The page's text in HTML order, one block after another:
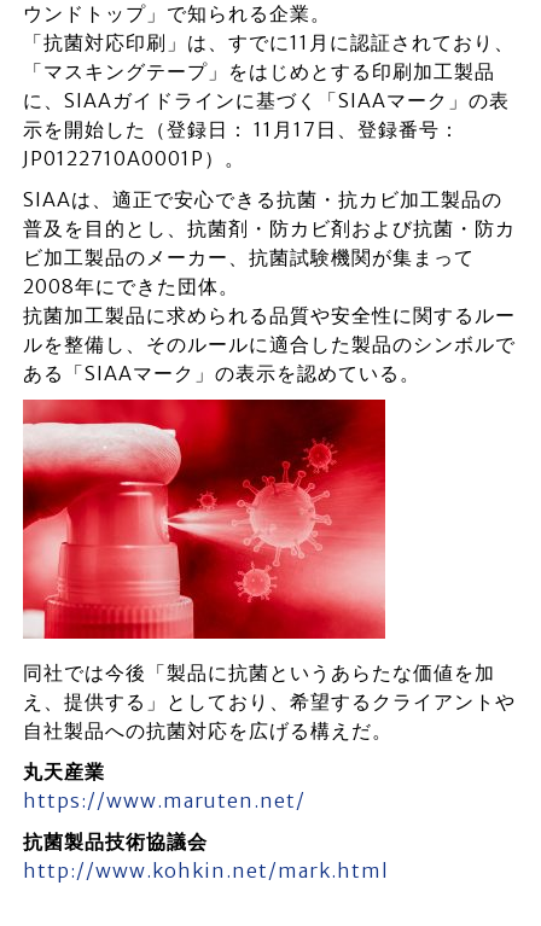
ウンドトップ」で知られる企業。
「抗菌対応印刷」は、すでに11月に認証されており、
「マスキングテープ」をはじめとする印刷加工製品
に、SIAAガイドラインに基づく「SIAAマーク」の表
示を開始した（登録日： 11月17日、登録番号：
JP0122710A0001P）。
SIAAは、適正で安心できる抗菌・抗カビ加工製品の
普及を目的とし、抗菌剤・防カビ剤および抗菌・防カ
ビ加工製品のメーカー、抗菌試験機関が集まって
2008年にできた団体。
抗菌加工製品に求められる品質や安全性に関するルー
ルを整備し、そのルールに適合した製品のシンボルで
ある「SIAAマーク」の表示を認めている。
同社では今後「製品に抗菌というあらたな価値を加
え、提供する」としており、希望するクライアントや
自社製品への抗菌対応を広げる構えだ。
丸天産業
https://www.maruten.net/
抗菌製品技術協議会
http://www.kohkin.net/mark.html